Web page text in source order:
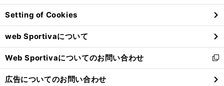
ン
ド
ウ
で
開
く
Setting of Cookies
web Sportivaについて
Web Sportivaについてのお問い合わせ
新
し
い
広告についてのお問い合わせ